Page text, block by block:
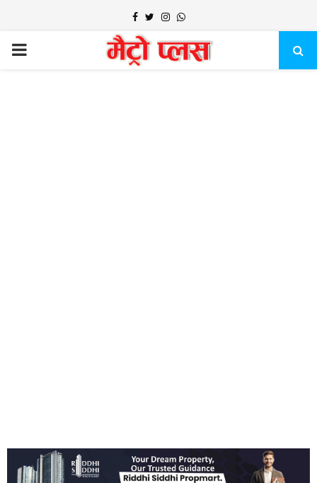
Facebook
TwitterInstagram
Whatsapp
PRIMARY